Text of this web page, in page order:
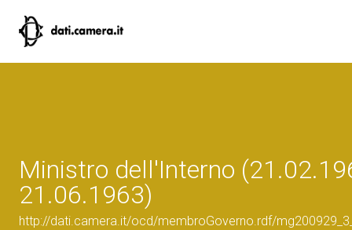
Ministro dell'Interno
21.06.1963)
http://dati.camera.it/ocd/membroGoverno.rdf/